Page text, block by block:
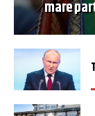
mare